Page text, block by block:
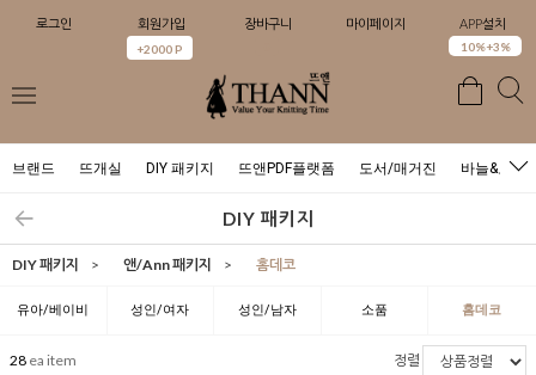
로그인 회원가입
+2000 P
장바구니 마이페이지 APP설치
10%+3%
브랜드 뜨개실 DIY 패키지 뜨앤PDF플랫폼 도서/매거진 바늘&도구
DIY 패키지
DIY 패키지 > 앤/Ann 패키지 > 홈데코
유아/베이비 성인/여자 성인/남자 소품 홈데코
28 ea item 정렬